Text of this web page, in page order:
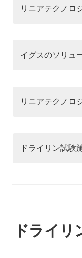
リニアテクノロ
イグスのソリュ
リニアテクノロ
ドライリン試験
ドライ